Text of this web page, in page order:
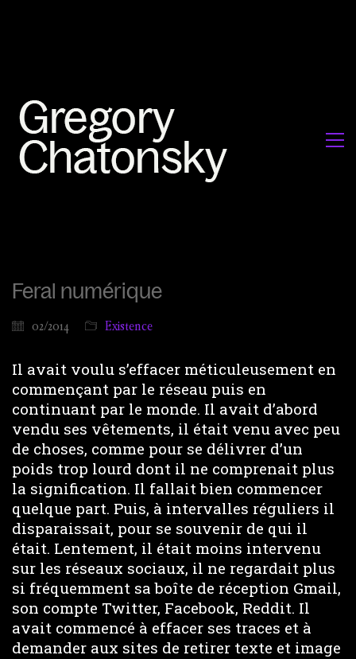
Feral numérique
02/2014 Existence
Il avait voulu s’effacer méticuleusement en
commençant par le réseau puis en
continuant par le monde. Il avait d’abord
vendu ses vêtements, il était venu avec peu
de choses, comme pour se délivrer d’un
poids trop lourd dont il ne comprenait plus
la signification. Il fallait bien commencer
quelque part. Puis, à intervalles réguliers il
disparaissait, pour se souvenir de qui il
était. Lentement, il était moins intervenu
sur les réseaux sociaux, il ne regardait plus
si fréquemment sa boîte de réception Gmail,
son compte Twitter, Facebook, Reddit. Il
avait commencé à effacer ses traces et à
demander aux sites de retirer texte et image